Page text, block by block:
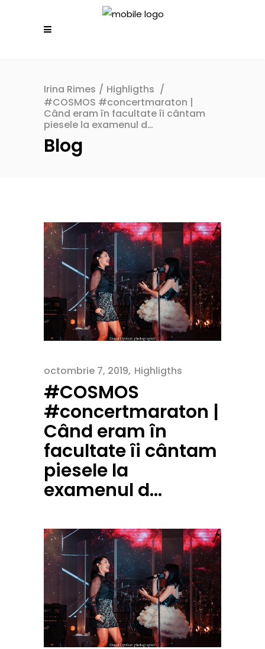
Irina Rimes / Highligths /
#COSMOS #concertmaraton |
Când eram în facultate îi cântam
piesele la examenul d…
Blog
octombrie 7, 2019 Highligths
#COSMOS
#concertmaraton |
Când eram în
facultate îi cântam
piesele la
examenul d…